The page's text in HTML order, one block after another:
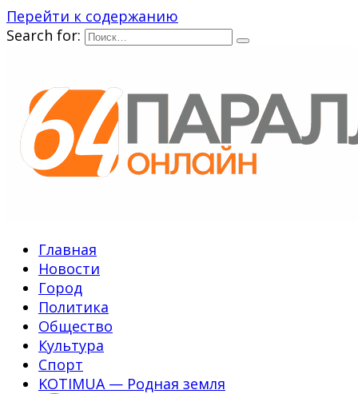
Перейти к содержанию
Search for:
Главная
Новости
Город
Политика
Общество
Культура
Спорт
KOTIMUA — Родная земля